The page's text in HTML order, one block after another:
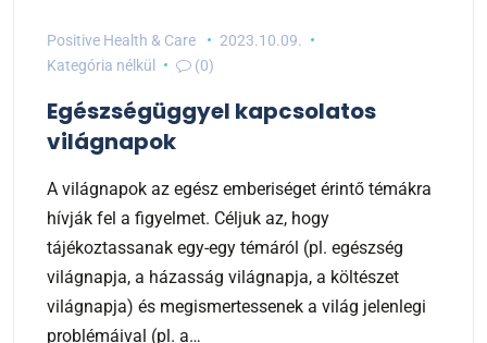
Positive Health & Care
2023.10.09.
Kategória nélkül
(0)
Egészségüggyel kapcsolatos
világnapok
A világnapok az egész emberiséget érintő témákra
hívják fel a figyelmet. Céljuk az, hogy
tájékoztassanak egy-egy témáról (pl. egészség
világnapja, a házasság világnapja, a költészet
világnapja) és megismertessenek a világ jelenlegi
problémáival (pl. a…